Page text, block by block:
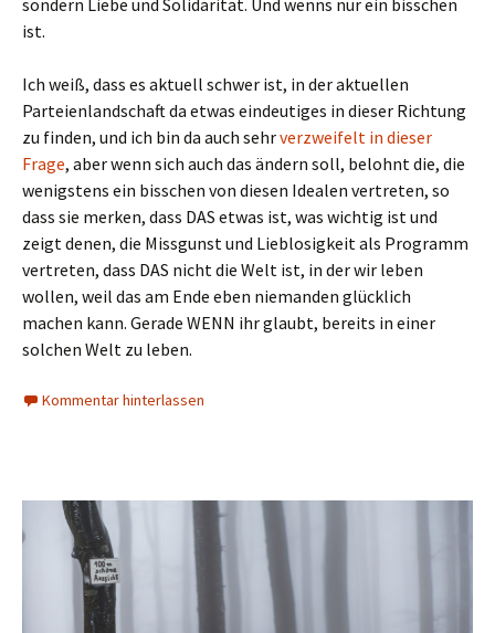
sondern Liebe und Solidarität. Und wenns nur ein bisschen
ist.
Ich weiß, dass es aktuell schwer ist, in der aktuellen
Parteienlandschaft da etwas eindeutiges in dieser Richtung
zu finden, und ich bin da auch sehrverzweifelt in dieser
Frage, aber wenn sich auch das ändern soll, belohnt die, die
wenigstens ein bisschen von diesen Idealen vertreten, so
dass sie merken, dass DAS etwas ist, was wichtig ist und
zeigt denen, die Missgunst und Lieblosigkeit als Programm
vertreten, dass DAS nicht die Welt ist, in der wir leben
wollen, weil das am Ende eben niemanden glücklich
machen kann. Gerade WENN ihr glaubt, bereits in einer
solchen Welt zu leben.
Kommentar hinterlassen